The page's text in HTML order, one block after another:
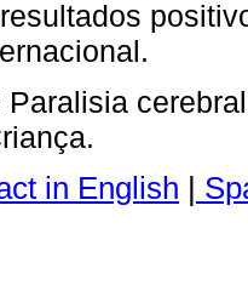
Paralisia
in English